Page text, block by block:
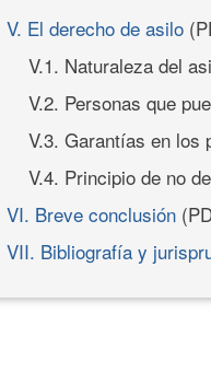
V. El derecho de asilo
V.1. Naturaleza del
V.2. Personas que
V.3. Garantías en los
V.4. Principio de no
VI. Breve conclusión
VII. Bibliografía y